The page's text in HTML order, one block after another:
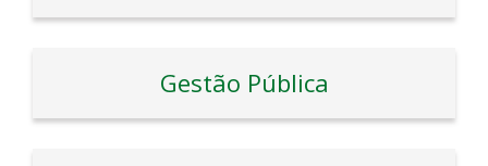
Gestão Pública